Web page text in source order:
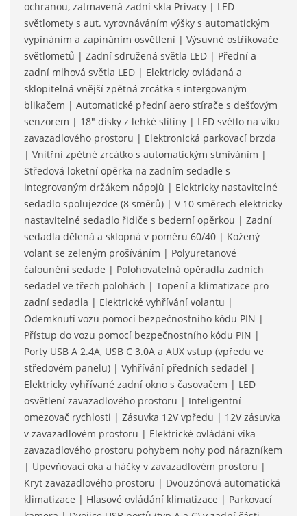
ochranou, zatmavená zadní skla Privacy | LED
světlomety s aut. vyrovnáváním výšky s automatickým
vypínáním a zapínáním osvětlení | Výsuvné ostřikovače
světlometů | Zadní sdružená světla LED | Přední a
zadní mlhová světla LED | Elektricky ovládaná a
sklopitelná vnější zpětná zrcátka s intergovaným
blikačem | Automatické přední aero stírače s dešťovým
senzorem | 18" disky z lehké slitiny | LED světlo na víku
zavazadlového prostoru | Elektronická parkovací brzda
| Vnitřní zpětné zrcátko s automatickým stmíváním |
Středová loketní opěrka na zadním sedadle s
integrovaným držákem nápojů | Elektricky nastavitelné
sedadlo spolujezdce (8 směrů) | V 10 směrech elektricky
nastavitelné sedadlo řidiče s bederní opěrkou | Zadní
sedadla dělená a sklopná v poměru 60/40 | Kožený
volant se zeleným prošíváním | Polyuretanové
čalounění sedade | Polohovatelná opěradla zadních
sedadel ve třech polohách | Topení a klimatizace pro
zadní sedadla | Elektrické vyhřívání volantu |
Odemknutí vozu pomocí bezpečnostního kódu PIN |
Přístup do vozu pomocí bezpečnostního kódu PIN |
Porty USB A 2.4A, USB C 3.0A a AUX vstup (vpředu ve
středovém panelu) | Vyhřívání předních sedadel |
Elektricky vyhřívané zadní okno s časovačem | LED
osvětlení zavazadlového prostoru | Inteligentní
omezovač rychlosti | Zásuvka 12V vpředu | 12V zásuvka
v zavazadlovém prostoru | Elektrické ovládání víka
zavazadlového prostoru pohybem nohy pod nárazníkem
| Upevňovací oka a háčky v zavazadlovém prostoru |
Kryt zavazadlového prostoru | Dvouzónová automatická
klimatizace | Hlasové ovládání klimatizace | Parkovací